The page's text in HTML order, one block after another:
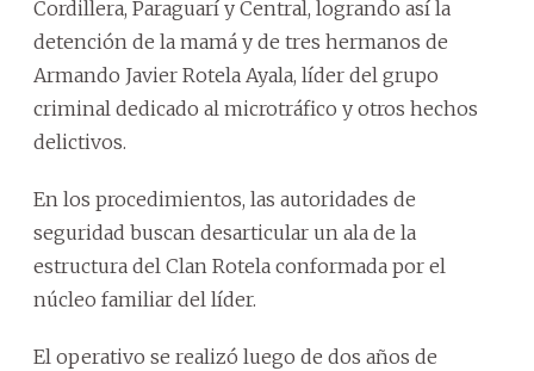
Cordillera, Paraguarí y Central, logrando así la
detención de la mamá y de tres hermanos de
Armando Javier Rotela Ayala, líder del grupo
criminal dedicado al microtráfico y otros hechos
delictivos.
En los procedimientos, las autoridades de
seguridad buscan desarticular un ala de la
estructura del Clan Rotela conformada por el
núcleo familiar del líder.
El operativo se realizó luego de dos años de